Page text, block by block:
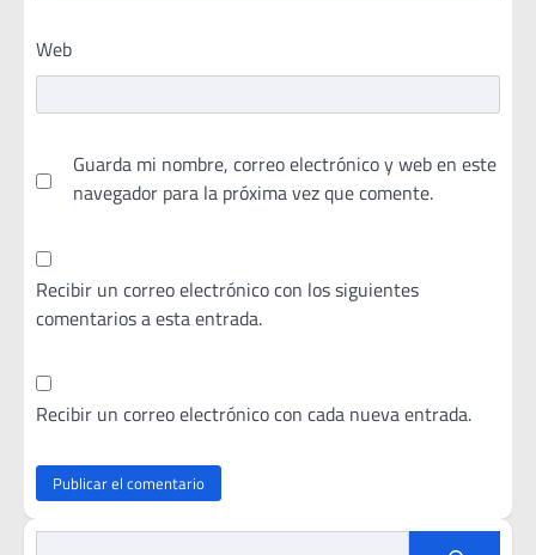
Web
Guarda mi nombre, correo electrónico y web en este
navegador para la próxima vez que comente.
Recibir un correo electrónico con los siguientes
comentarios a esta entrada.
Recibir un correo electrónico con cada nueva entrada.